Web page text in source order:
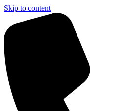
Skip to content